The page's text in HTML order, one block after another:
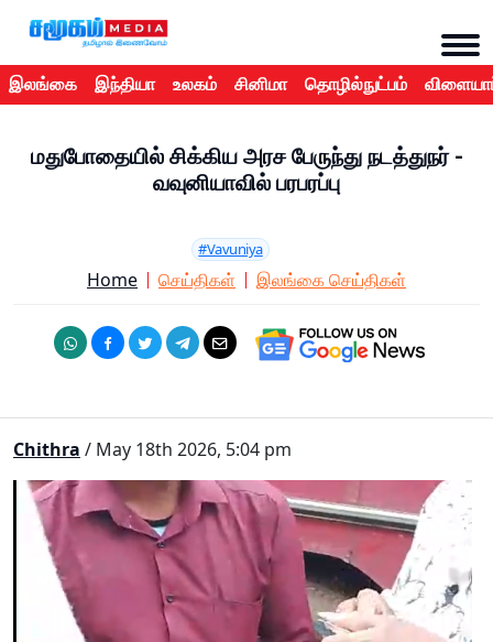
இலங்கை இந்தியா உலகம் சினிமா தொழில்நுட்பம்
மதுபோதையில் சிக்கிய அரச பேருந்து நடத்துநர் -
வவுனியாவில் பரபரப்பு
#Vavuniya
Home செய்திகள் இலங்கை செய்திகள்
Chithra / May 18th 2026, 5:04 pm